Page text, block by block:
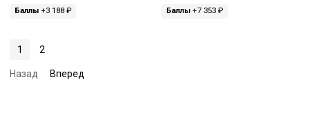
Баллы +3 188 ₽ Баллы+7 353 ₽
1 2
Назад Вперед